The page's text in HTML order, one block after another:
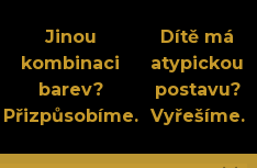
Jinou
kombinaci
barev?
Přizpůsobíme.
Dítě má
atypickou
postavu?
Vyřešíme.